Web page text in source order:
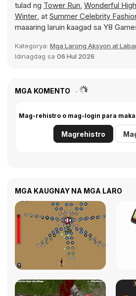
tulad ng Tower Run, Wonderful
Winter, at Summer Celebrity
maaaring laruin kaagad sa Y8
Kategorya: Mga Larong Aksyon at
Idinagdag sa 06 Hul 2026
MGA KOMENTO
Mag-rehistro o mag-login para
Magrehistro
MGA KAUGNAY NA MGA LARO